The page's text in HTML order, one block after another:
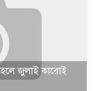
জুলাই কারোই